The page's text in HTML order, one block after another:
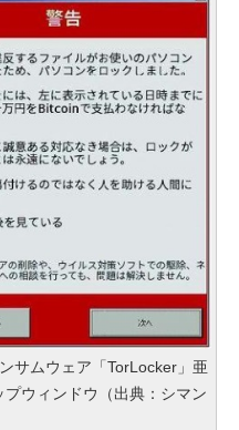
サムウェア「TorLocker」亜
ウィンドウ（出典：シマン